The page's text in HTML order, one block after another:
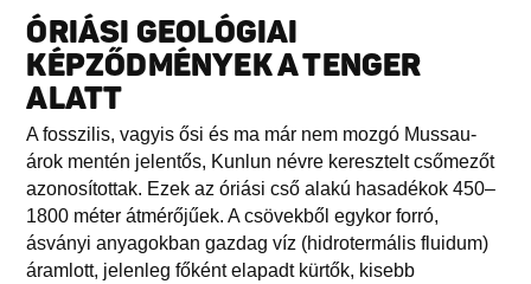
ÓRIÁSI GEOLÓGIAI
KÉPZŐDMÉNYEK A TENGER
ALATT
A fosszilis, vagyis ősi és ma már nem mozgó Mussau-
árok mentén jelentős, Kunlun névre keresztelt csőmezőt
azonosítottak. Ezek az óriási cső alakú hasadékok 450–
1800 méter átmérőjűek. A csövekből egykor forró,
ásványi anyagokban gazdag víz (hidrotermális fluidum)
áramlott, jelenleg főként elapadt kürtők, kisebb